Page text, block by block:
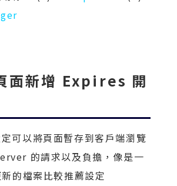
面新增 Expires 開
可以將頁面暫存到客戶端瀏覽
的請求以及負擔，像是一
的檔案比較推薦設定